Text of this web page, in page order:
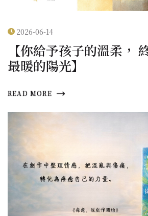
2026-06-14
【你給予孩子的溫柔，
最暖的陽光】
READ MORE